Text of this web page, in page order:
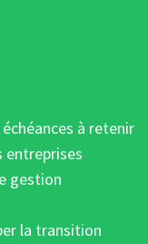
à retenir
entreprises
gestion
la transition